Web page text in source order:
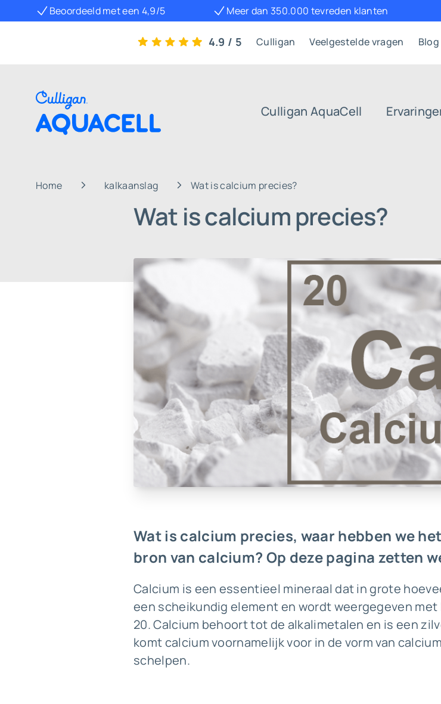
Beoordeeld met een 4,9/5 Meer dan 350.000 tevreden klanten
4.9 / 5 Culligan Veelgestelde vragen Blog
Culligan AquaCell
Home kalkaanslag Wat is calcium precies?
Wat is calcium precies?
Wat is calcium precies, waar hebben we
bron van calcium? Op deze pagina zetten
Calcium is een essentieel mineraal dat in grote
een scheikundig element en wordt weergegeven
20. Calcium behoort tot de alkalimetalen en is een
komt calcium voornamelijk voor in de vorm van
schelpen.